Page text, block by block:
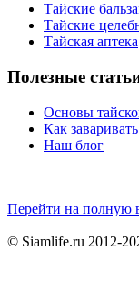
Тайские
Тайские
Тайская аптека
Полезные
Основы
Как
Наш блог
Перейти на полную
© Siamlife.ru 2012-